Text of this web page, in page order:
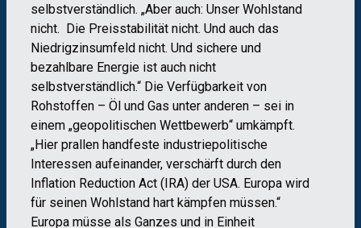
selbstverständlich. „Aber auch: Unser Wohlstand
nicht. Die Preisstabilität nicht. Und auch das
Niedrigzinsumfeld nicht. Und sichere und
bezahlbare Energie ist auch nicht
selbstverständlich.“ Die Verfügbarkeit von
Rohstoffen – Öl und Gas unter anderen – sei in
einem „geopolitischen Wettbewerb“ umkämpft.
„Hier prallen handfeste industriepolitische
Interessen aufeinander, verschärft durch den
Inflation Reduction Act (IRA) der USA. Europa wird
für seinen Wohlstand hart kämpfen müssen.“
Europa müsse als Ganzes und in Einheit